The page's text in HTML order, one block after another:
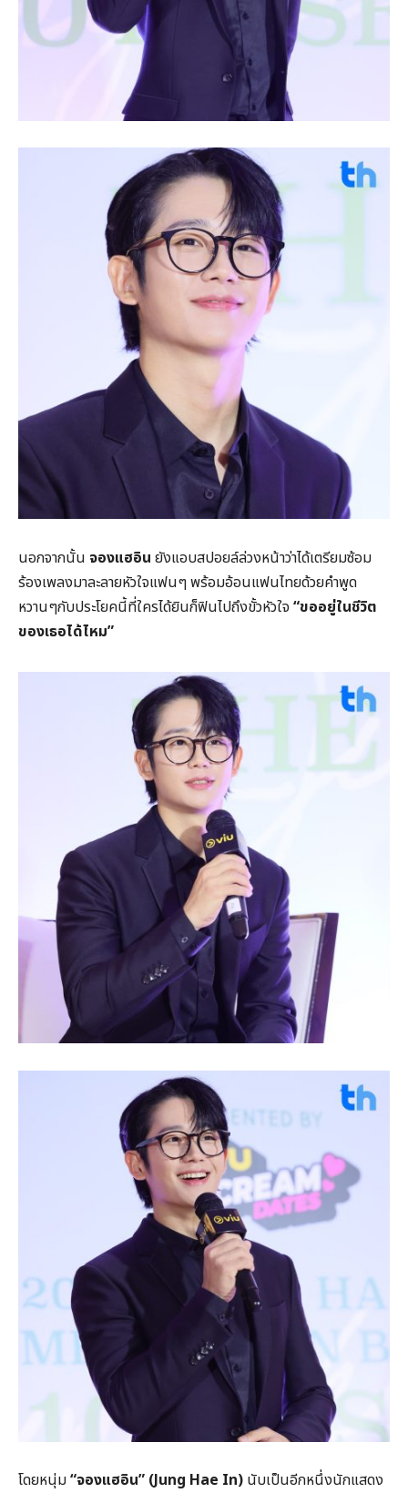
นอกจากนั้น จองแฮอิน ยังแอบสปอยล์ล่วงหน้าว่าได้เตรียมซ้อม
ร้องเพลงมาละลายหัวใจแฟนๆ พร้อมอ้อนแฟนไทยด้วยคำพูด
หวานๆกับประโยคนี้ที่ใครได้ยินก็ฟินไปถึงขั้วหัวใจ “ขออยู่ในชีวิต
ของเธอได้ไหม”
โดยหนุ่ม“จองแฮอิน” (Jung Hae In) นับเป็นอีกหนึ่งนักแสดง